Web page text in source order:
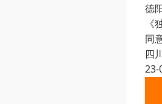
德
同
四
23-